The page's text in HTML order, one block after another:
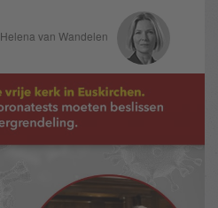
Helena van Wandelen